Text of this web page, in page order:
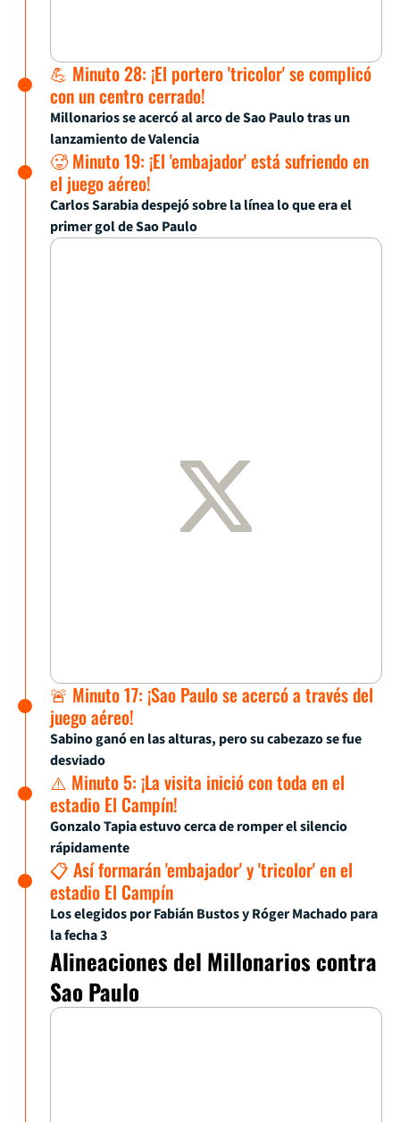
💪 Minuto 28: ¡El portero 'tricolor' se complicó
con un centro cerrado!
Millonarios se acercó al arco de Sao Paulo tras un
lanzamiento de Valencia
🥵 Minuto 19: ¡El 'embajador' está sufriendo en
el juego aéreo!
Carlos Sarabia despejó sobre la línea lo que era el
primer gol de Sao Paulo
🚨 Minuto 17: ¡Sao Paulo se acercó a través del
juego aéreo!
Sabino ganó en las alturas, pero su cabezazo se fue
desviado
⚠️ Minuto 5: ¡La visita inició con toda en el
estadio El Campín!
Gonzalo Tapia estuvo cerca de romper el silencio
rápidamente
📋 Así formarán 'embajador' y 'tricolor' en el
estadio El Campín
Los elegidos por Fabián Bustos y Róger Machado para
la fecha 3
Alineaciones del Millonarios contra
Sao Paulo